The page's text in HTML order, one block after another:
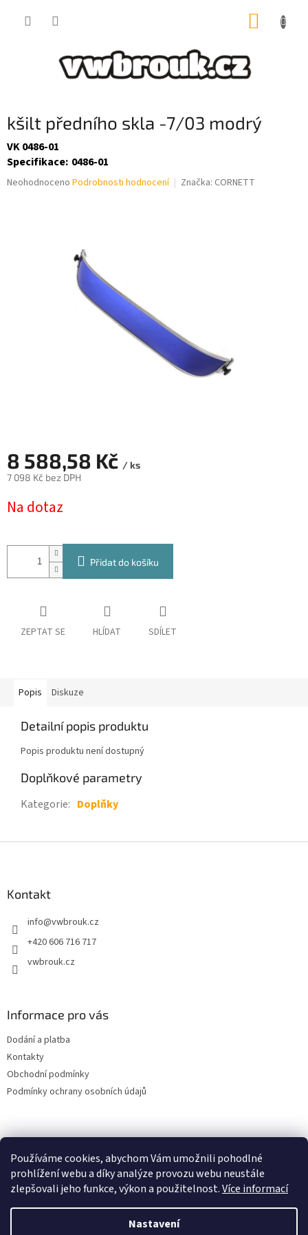
Používáme cookies, abychom Vám umožnili pohodlné
prohlížení webu a díky analýze provozu webu neustále
zlepšovali jeho funkce, výkon a použitelnost.Více informací
Nastavení
kšilt předního skla -7/03 modrý
VK 0486-01
Specifikace: 0486-01
Průměrné
Neohodnoceno Podrobnosti hodnocení Značka: CORNETT
8 588,58 Kč / ks
7 098 Kč bez DPH
cena:
Na dotaz
Přidat do košíku
ZEPTAT SE HLÍDAT SDÍLET
Popis Diskuze
Detailní popis produktu
Popis produktu není dostupný
Doplňkové parametry
Kategorie: Doplňky
Kontakt
info@vwbrouk.cz
+420 606 716 717
vwbrouk.cz
Informace pro vás
Dodání a platba
Kontakty
Obchodní podmínky
Podmínky ochrany osobních údajů
Vytvořil Shoptet